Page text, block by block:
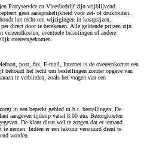
Partyservice en Vleesbedrijf zijn vrijblijvend.
geen aansprakelijkheid voor zet- of drukfouten.
het recht om wijzigingen in kostprijzen,
direct door te berekenen. Alle geldende prijzen zijn
eventuele belastingen of andere
overeengekomen.
post, fax, E-mail, Internet is de overeenkomst een
behoudt het recht om bestellingen zonder opgave van
te verbinden, zoals het vragen van een
in een beperkt gebied m.b.t. bestellingen. De
aangeven tijdstip vanaf 8.00 uur. Bezorgkosten
De klant dient wel te zorgen dat er iemand
nemen. Indien er een faktuur verstuurd dient te
worden.